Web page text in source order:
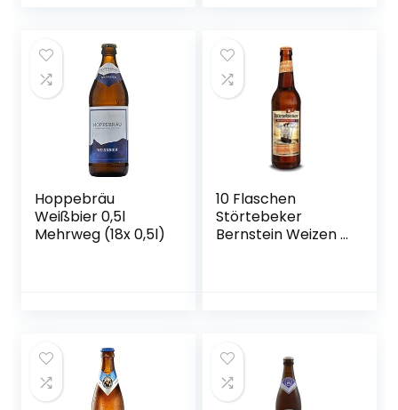
Hoppebräu
Weißbier 0,5l
Mehrweg (18x 0,5l)
10 Flaschen
Störtebeker
Bernstein Weizen a